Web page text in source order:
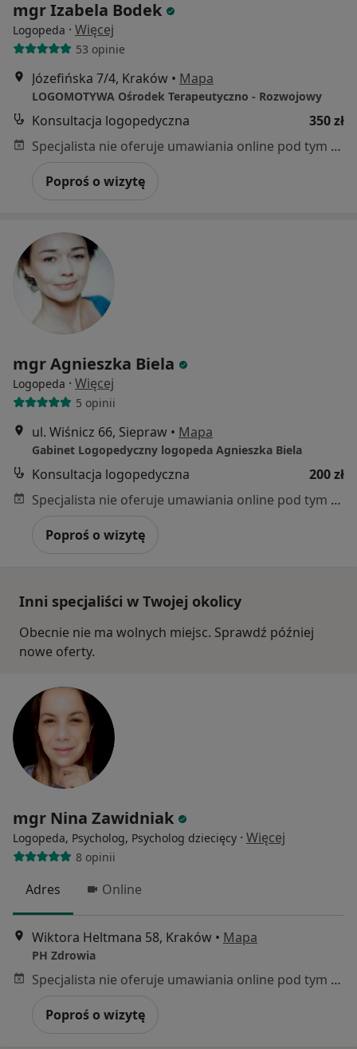
mgr Izabela Bodek
Logopeda · Więcej
53 opinie
Józefińska 7/4, Kraków • Mapa
LOGOMOTYWA Ośrodek Terapeutyczno - Rozwojowy
Konsultacja logopedyczna
350 zł
Specjalista nie oferuje umawiania online pod tym adresem.
Poproś o wizytę
mgr Agnieszka Biela
Logopeda · Więcej
5 opinii
ul. Wiśnicz 66, Siepraw • Mapa
Gabinet Logopedyczny logopeda Agnieszka Biela
Konsultacja logopedyczna
200 zł
Specjalista nie oferuje umawiania online pod tym adresem.
Poproś o wizytę
Inni specjaliści w Twojej okolicy
Obecnie nie ma wolnych miejsc. Sprawdź później
nowe oferty.
mgr Nina Zawidniak
Logopeda, Psycholog, Psycholog dziecięcy · Więcej
8 opinii
Adres Online
Wiktora Heltmana 58, Kraków • Mapa
PH Zdrowia
Specjalista nie oferuje umawiania online pod tym adresem.
Poproś o wizytę